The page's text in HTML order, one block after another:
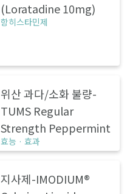
(Loratadine 10mg)
항히스타민제
위산 과다/소화 불량-
TUMS Regular
Strength Peppermint
효능 · 효과
지사제-IMODIUM®